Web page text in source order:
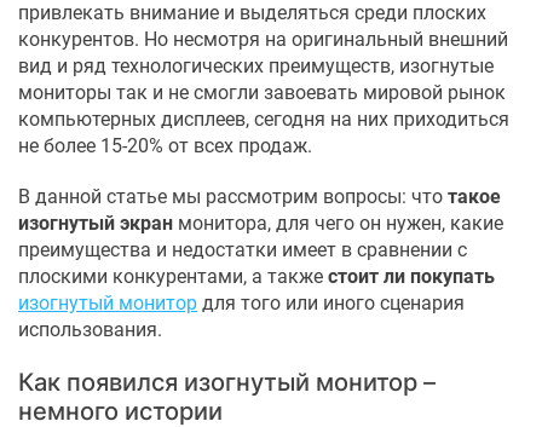
привлекать внимание и выделяться среди плоских
конкурентов. Но несмотря на оригинальный внешний
вид и ряд технологических преимуществ, изогнутые
мониторы так и не смогли завоевать мировой рынок
компьютерных дисплеев, сегодня на них приходиться
не более 15-20% от всех продаж.
В данной статье мы рассмотрим вопросы: что такое
изогнутый экран монитора, для чего он нужен, какие
преимущества и недостатки имеет в сравнении с
плоскими конкурентами, а также стоит ли покупать
изогнутый монитор для того или иного сценария
использования.
Как появился изогнутый монитор –
немного истории